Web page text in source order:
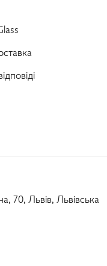
70, Львів, Львівська